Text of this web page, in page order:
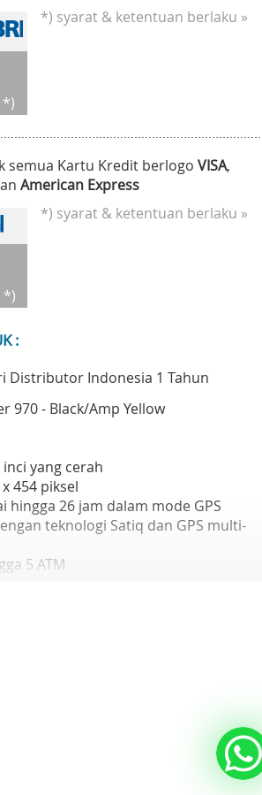
*)
*) syarat & ketentuan berlaku »
semua Kartu Kredit berlogo VISA,
American Express
*)
*) syarat & ketentuan berlaku »
:
Distributor Indonesia 1 Tahun
970 - Black/Amp Yellow
inci yang cerah
454 piksel
hingga 26 jam dalam mode GPS
teknologi Satiq dan GPS multi-
5 ATM
Yellow